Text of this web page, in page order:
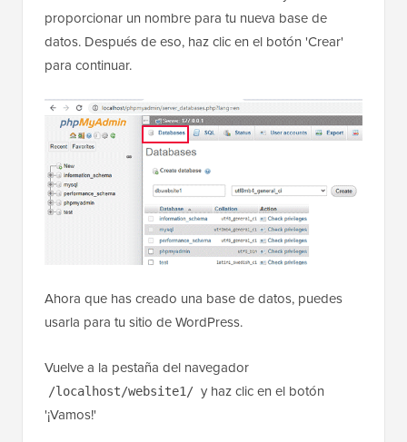
proporcionar un nombre para tu nueva base de
datos. Después de eso, haz clic en el botón 'Crear'
para continuar.
Ahora que has creado una base de datos, puedes
usarla para tu sitio de WordPress.
Vuelve a la pestaña del navegador
/localhost/website1/ y haz clic en el botón
'¡Vamos!'